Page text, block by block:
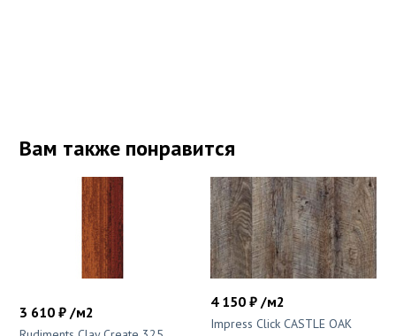
Вам также понравится
3 610 ₽ /м2
4 150 ₽ /м2
Impress Click CASTLE OAK